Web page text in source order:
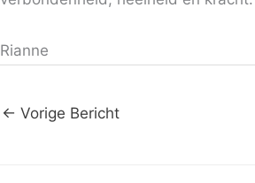
Rianne
← Vorige Bericht